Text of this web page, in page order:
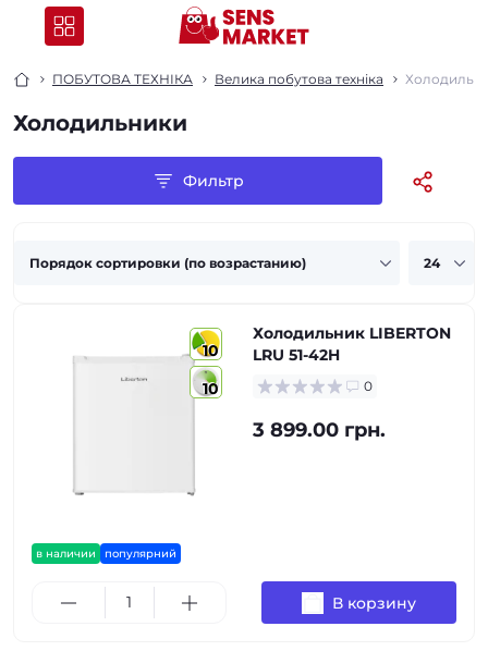
ПОБУТОВА ТЕХНІКА Велика побутова техніка
Холодильники
Фильтр
10
10
в наличии популярний
Холодильник LIBERTON
LRU 51-42H
0
3 899.00 грн.
В корзину